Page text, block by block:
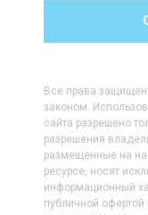
Все права
законом.
сайта разрешено
разрешения
размещенные на
ресурсе, носят
информационный
публичной офертой